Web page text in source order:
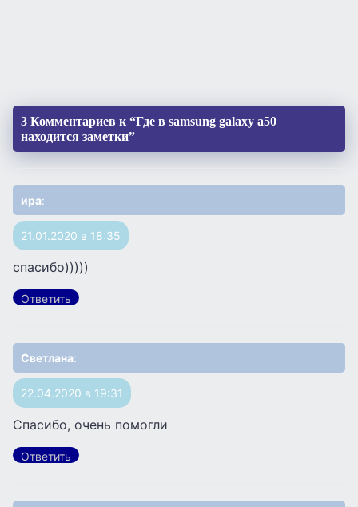
3 Комментариев к “Где в samsung galaxy a50
находится заметки”
ира:
21.01.2020 в 18:35
спасибо)))))
Ответить
Светлана:
22.04.2020 в 19:31
Спасибо, очень помогли
Ответить